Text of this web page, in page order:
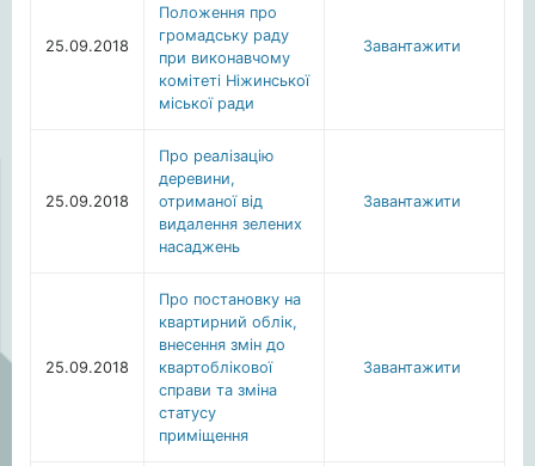
25.09.2018
Положення про
громадську раду
при виконавчому
комітеті Ніжинської
міської ради
Завантажити
25.09.2018
Про реалізацію
деревини,
отриманої від
видалення зелених
насаджень
Завантажити
25.09.2018
Про постановку на
квартирний облік,
внесення змін до
квартоблікової
справи та зміна
статусу
приміщення
Завантажити